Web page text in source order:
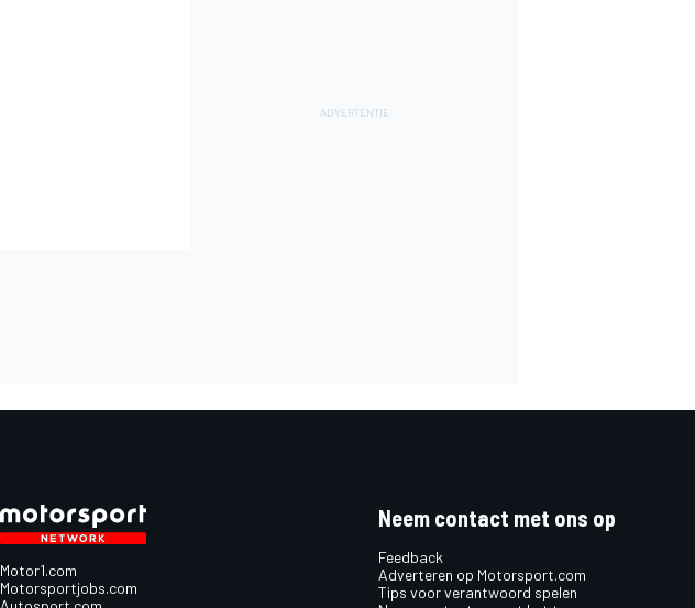
Motor1.com
Motorsportjobs.com
Neem contact met ons op
Feedback
Adverteren op Motorsport.com
Tips voor verantwoord spelen